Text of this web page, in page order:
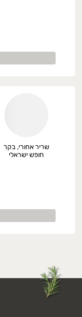
שריר אחורי, בקר
חופש ישראלי